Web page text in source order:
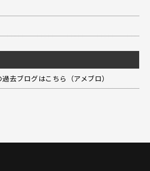
去ブログはこちら（アメブロ）